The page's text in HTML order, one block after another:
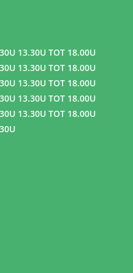
13.30U TOT 18.00U
13.30U TOT 18.00U
13.30U TOT 18.00U
13.30U TOT 18.00U
13.30U TOT 18.00U